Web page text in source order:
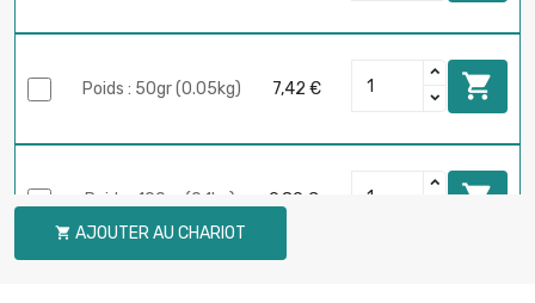
Poids : 50gr (0.05kg) 7,42 € 
Poids : 100gr (0.1kg) 9,89 € 
 AJOUTER AU CHARIOT